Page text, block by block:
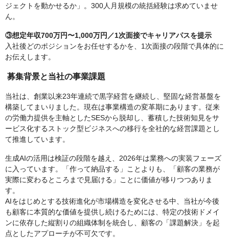
ジェクトを動かせるか」。300人月規模の統括経験は求めていませ
ん。
③想定年収700万円〜1,000万円／1次面接でキャリアパスを提示
入社後どのポジションをお任せするかを、1次面接の段階で具体的に
お伝えします。
募集背景と当社の事業課題
当社は、創業以来23年連続で黒字経営を継続し、堅固な経営基盤を
構築してまいりました。現在は事業構造の変革期にあります。従来
の労働力提供を主軸としたSESから脱却し、蓄積した技術知見をサ
ービス化するストック型ビジネスへの移行を全社的な経営課題とし
て推進しています。
生成AIの活用は検証の段階を越え、2026年は業務への実装フェーズ
に入っています。「作って納品する」ことよりも、「顧客の業務が
実際に変わるところまで見届ける」ことに価値が移りつつありま
す。
AIをはじめとする技術進化が市場構造を変化させる中、当社が今後
も顧客に本質的な価値を提供し続けるためには、特定の技術ドメイ
ンに依存した縦割りの組織体制を統合し、顧客の「課題解決」を起
点としたアプローチが不可欠です。